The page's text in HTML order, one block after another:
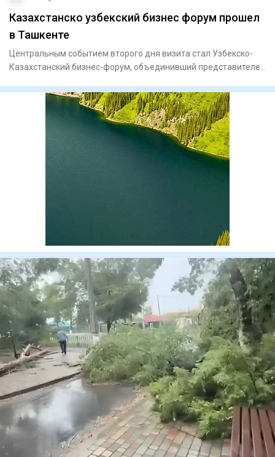
Казахстанско узбекский бизнес форум прошел
в Ташкенте
Центральным событием второго дня визита стал Узбекско-
Казахстанский бизнес-форум, объединивший представителей